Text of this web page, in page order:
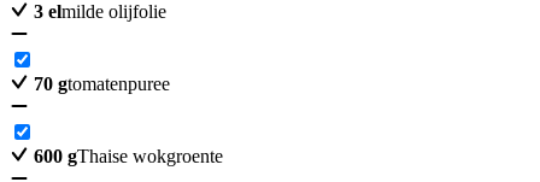
3 elmilde olijfolie
70 gtomatenpuree
600 gThaise wokgroente